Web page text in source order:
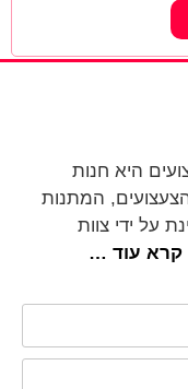
היא חנות
המתנות
2002 ומאופיינת על ידי צוות
קרא עוד …